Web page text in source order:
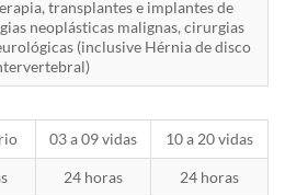
transplantes e implantes de
neoplásticas malignas, cirurgias
(inclusive Hérnia de disco
03 a 09 vidas 10 a 20 vidas
24 horas 24 horas